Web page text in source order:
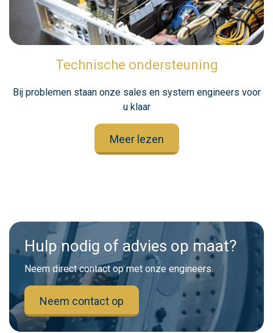
Technische ondersteuning
Bij problemen staan onze sales en system engineers voor
u klaar
Meer lezen
Hulp nodig of advies op maat?
Neem direct contact op met onze engineers.
Neem contact op